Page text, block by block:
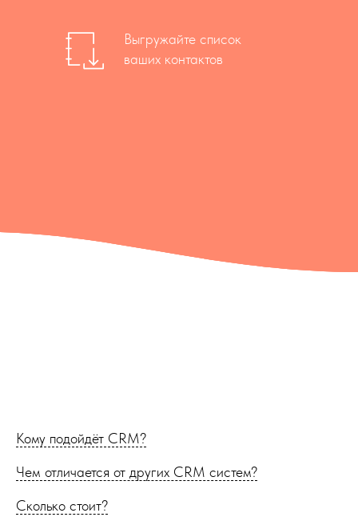
Выгружайте список
ваших контактов
Кому подойдёт CRM?
Чем отличается от других CRM систем?
Сколько стоит?